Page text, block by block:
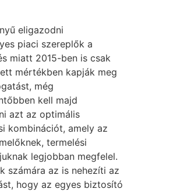
eligazodni
piaci szereplők a
miatt 2015-ben is csak
mértékben kapják meg
még
kell majd
azt az optimális
kombinációt, amely az
termelési
legjobban megfelel.
számára az is nehezíti az
hogy az egyes biztosító